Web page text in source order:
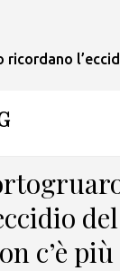
c’è più